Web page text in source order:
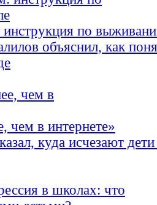
по
объяснил, как
чем в интернете»
куда исчезают